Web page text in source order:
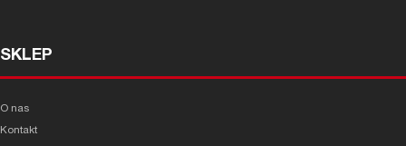
SKLEP
O nas
Kontakt